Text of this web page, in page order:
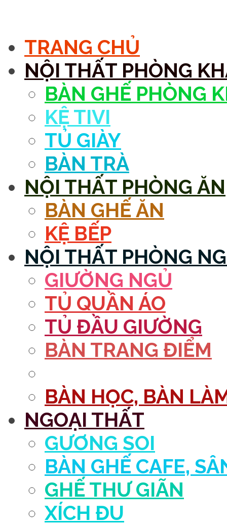
TRANG CHỦ
NỘI THẤT PHÒNG
BÀN GHẾ PHÒNG
KỆ TIVI
TỦ GIÀY
BÀN TRÀ
NỘI THẤT PHÒNG ĂN
BÀN GHẾ ĂN
KỆ BẾP
NỘI THẤT PHÒNG
GIƯỜNG NGỦ
TỦ QUẦN ÁO
TỦ ĐẦU GIƯỜNG
BÀN TRANG ĐIỂM
BÀN HỌC, BÀN
NGOẠI THẤT
GƯƠNG SOI
BÀN GHẾ CAFE,
GHẾ THƯ GIÃN
XÍCH ĐU